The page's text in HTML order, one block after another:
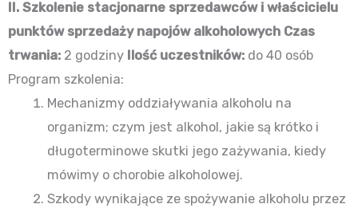
II. Szkolenie stacjonarne sprzedawców i właścicielu
punktów sprzedaży napojów alkoholowych Czas
trwania: 2 godziny Ilość uczestników: do 40 osób
Program szkolenia:
Mechanizmy oddziaływania alkoholu na
organizm; czym jest alkohol, jakie są krótko i
długoterminowe skutki jego zażywania, kiedy
mówimy o chorobie alkoholowej.
Szkody wynikające ze spożywanie alkoholu przez